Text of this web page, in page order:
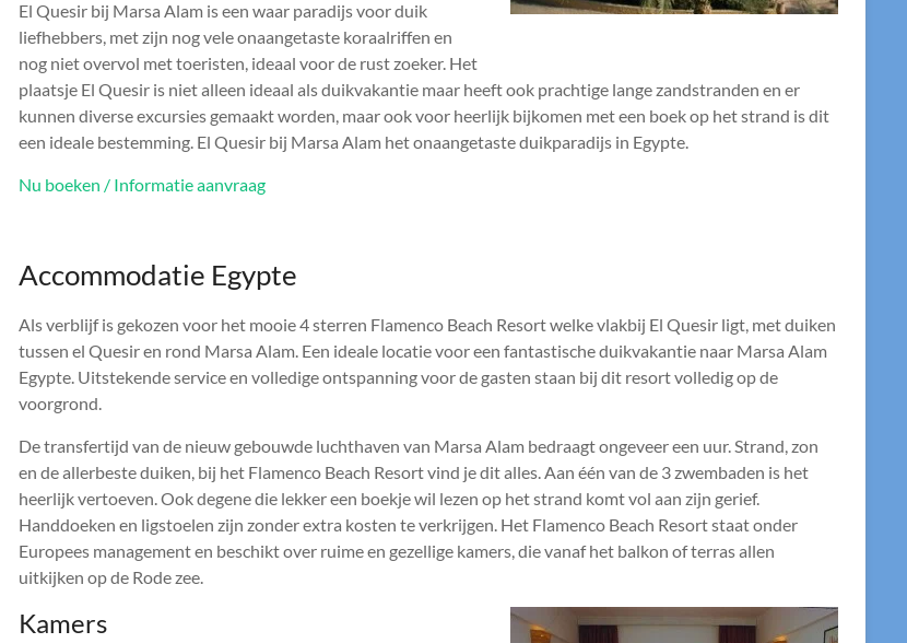
El Quesir bij Marsa Alam is een waar paradijs voor duik
liefhebbers, met zijn nog vele onaangetaste koraalriffen en
nog niet overvol met toeristen, ideaal voor de rust zoeker. Het
plaatsje El Quesir is niet alleen ideaal als duikvakantie maar heeft ook prachtige lange zandstranden en er
kunnen diverse excursies gemaakt worden, maar ook voor heerlijk bijkomen met een boek op het strand is dit
een ideale bestemming. El Quesir bij Marsa Alam het onaangetaste duikparadijs in Egypte.
Nu boeken / Informatie aanvraag
Accommodatie Egypte
Als verblijf is gekozen voor het mooie 4 sterren Flamenco Beach Resort welke vlakbij El Quesir ligt, met duiken
tussen el Quesir en rond Marsa Alam. Een ideale locatie voor een fantastische duikvakantie naar Marsa Alam
Egypte. Uitstekende service en volledige ontspanning voor de gasten staan bij dit resort volledig op de
voorgrond.
De transfertijd van de nieuw gebouwde luchthaven van Marsa Alam bedraagt ongeveer een uur. Strand, zon
en de allerbeste duiken, bij het Flamenco Beach Resort vind je dit alles. Aan één van de 3 zwembaden is het
heerlijk vertoeven. Ook degene die lekker een boekje wil lezen op het strand komt vol aan zijn gerief.
Handdoeken en ligstoelen zijn zonder extra kosten te verkrijgen. Het Flamenco Beach Resort staat onder
Europees management en beschikt over ruime en gezellige kamers, die vanaf het balkon of terras allen
uitkijken op de Rode zee.
Kamers